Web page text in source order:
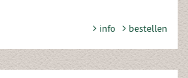
info bestellen